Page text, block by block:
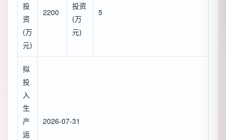
投
资
(万
元)
2200
投资
(万
元)
5
拟
投
入
生
产
运
2026-07-31